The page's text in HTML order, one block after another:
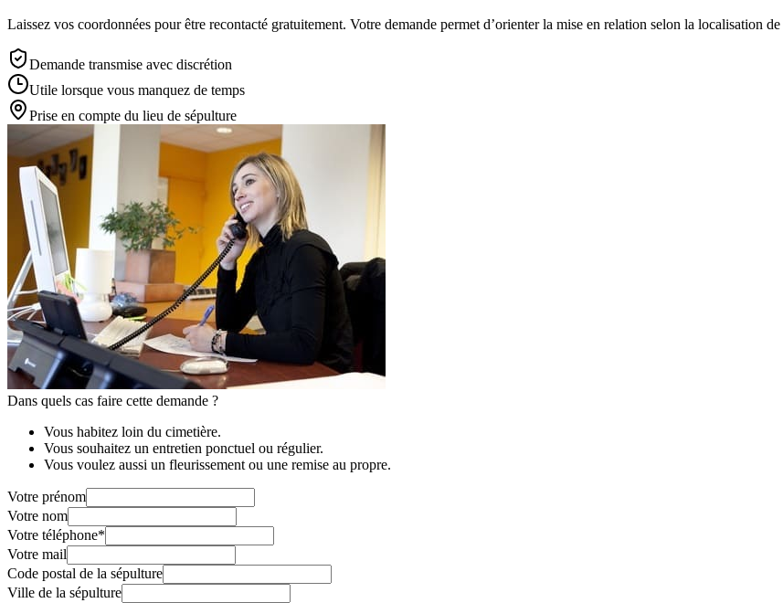
Laissez vos coordonnées pour être recontacté gratuitement. Votre demande permet d’orienter la mise en relation selon la localisation
Demande transmise avec discrétion
Utile lorsque vous manquez de temps
Prise en compte du lieu de sépulture
Dans quels cas faire cette demande ?
Vous habitez loin du cimetière.
Vous souhaitez un entretien ponctuel ou régulier.
Vous voulez aussi un fleurissement ou une remise au propre.
Votre prénom
Votre nom
Votre téléphone*
Votre mail
Code postal de la sépulture
Ville de la sépulture